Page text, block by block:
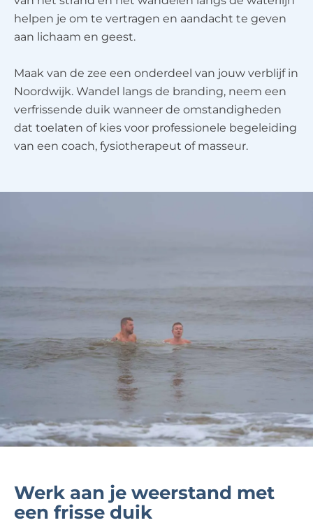
helpen je om te vertragen en aandacht te geven
aan lichaam en geest.
Maak van de zee een onderdeel van jouw verblijf in
Noordwijk. Wandel langs de branding, neem een
verfrissende duik wanneer de omstandigheden
dat toelaten of kies voor professionele begeleiding
van een coach, fysiotherapeut of masseur.
Werk aan je weerstand met
een frisse duik